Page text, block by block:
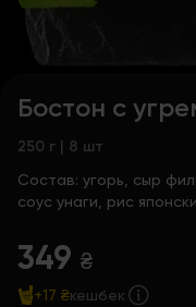
Бостон с
250 г | 8 шт
Состав: угорь, сыр
соус унаги, рис
349 ₴
+17 ₴кешбек